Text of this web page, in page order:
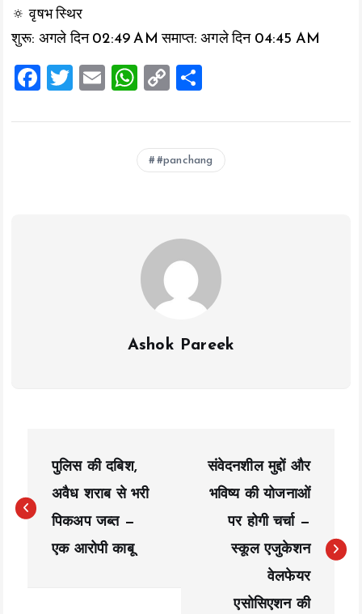
🔅 वृषभ स्थिर
शुरू: अगले दिन 02:49 AM समाप्त: अगले दिन 04:45 AM
F
ce
T
tt
E
ai
W
at
s
C
p
y
k
a
re
#panchang
Ashok Pareek
s
पुलिस की दबिश,
अवैध शराब से भरी
पिकअप जब्त —
एक आरोपी काबू
संवेदनशील मुद्दों और
भविष्य की योजनाओं
पर होगी चर्चा —
स्कूल एजुकेशन
वेलफेयर
एसोसिएशन की